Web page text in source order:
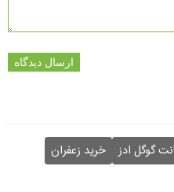
ارسال دیدگاه
گوگل ادز
خرید زعفران